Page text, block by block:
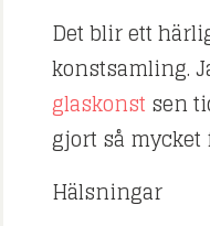
Det blir ett
konstsamling.
glaskonst sen
gjort så
Hälsningar